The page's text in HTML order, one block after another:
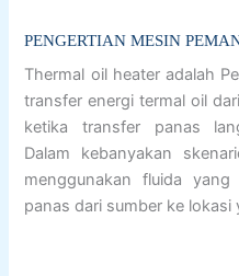
PENGERTIAN MESIN
Thermal oil heater adalah
transfer energi termal oil
ketika transfer panas
Dalam kebanyakan
menggunakan fluida
panas dari sumber ke lokasi